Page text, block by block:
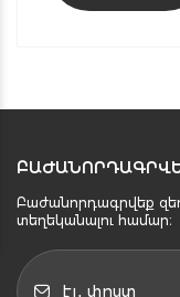
Բաժանորդագրվեք
տեղեկանալու համար։